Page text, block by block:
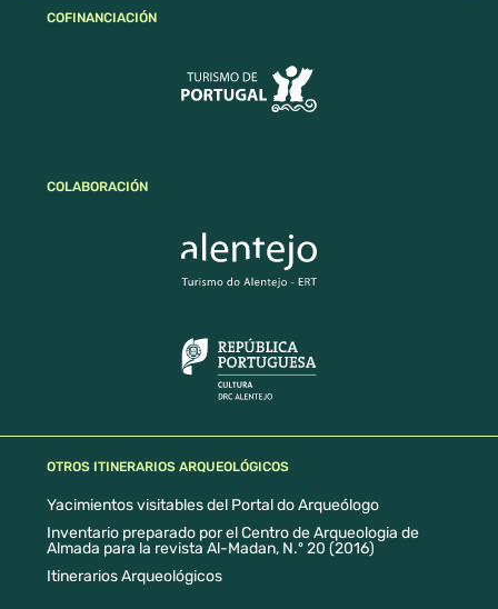
COFINANCIACIÓN
COLABORACIÓN
OTROS ITINERARIOS ARQUEOLÓGICOS
Yacimientos visitables del Portal do Arqueólogo
Inventario preparado por el Centro de Arqueologia de
Almada para la revista Al-Madan, N.º 20 (2016)
Itinerarios Arqueológicos